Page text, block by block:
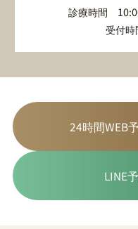
診療時間
受付
24時間WEB
LINE